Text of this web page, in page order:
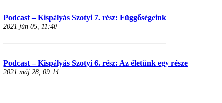
Podcast – Kispályás Szotyi 7. rész: Függőségeink
2021 jún 05, 11:40
Podcast – Kispályás Szotyi 6. rész: Az életünk egy része
2021 máj 28, 09:14